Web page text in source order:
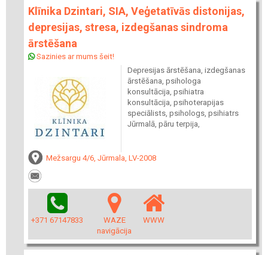
Klīnika Dzintari, SIA, Veģetatīvās distonijas,
depresijas, stresa, izdegšanas sindroma
ārstēšana
Sazinies ar mums šeit!
Depresijas ārstēšana, izdegšanas
ārstēšana, psihologa
konsultācija, psihiatra
konsultācija, psihoterapijas
speciālists, psihologs, psihiatrs
Jūrmalā, pāru terpija,
Mežsargu 4/6, Jūrmala, LV-2008
+371 67147833
WAZE
navigācija
WWW